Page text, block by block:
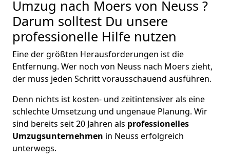
Umzug nach Moers von Neuss ?
Darum solltest Du unsere
professionelle Hilfe nutzen
Eine der größten Herausforderungen ist die
Entfernung. Wer noch von Neuss nach Moers zieht,
der muss jeden Schritt vorausschauend ausführen.
Denn nichts ist kosten- und zeitintensiver als eine
schlechte Umsetzung und ungenaue Planung. Wir
sind bereits seit 20 Jahren als professionelles
Umzugsunternehmen in Neuss erfolgreich
unterwegs.